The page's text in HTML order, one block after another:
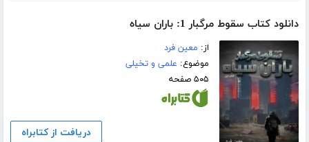
دانلود کتاب سقوط مرگبار 1: باران سیاه
از: معین فرد
موضوع: علمی و تخیلی
۵۰۵ صفحه
دریافت از کتابراه